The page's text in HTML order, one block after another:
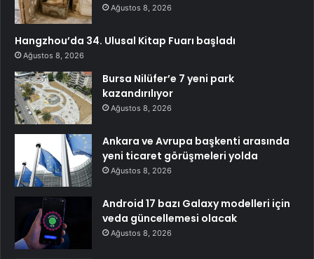
Ağustos 8, 2026
Hangzhou’da 34. Ulusal Kitap Fuarı başladı
Ağustos 8, 2026
Bursa Nilüfer’e 7 yeni park
kazandırılıyor
Ağustos 8, 2026
Ankara ve Avrupa başkenti arasında
yeni ticaret görüşmeleri yolda
Ağustos 8, 2026
Android 17 bazı Galaxy modelleri için
veda güncellemesi olacak
Ağustos 8, 2026